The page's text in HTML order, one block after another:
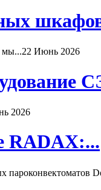
мы...22 Июнь 2026
2026
RADAX:...